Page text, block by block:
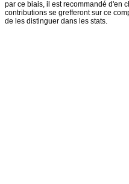
par ce biais, il est recommandé d'en
contributions se grefferont sur ce
de les distinguer dans les stats.